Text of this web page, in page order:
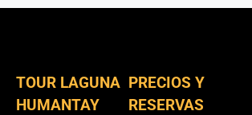
TOUR LAGUNA
HUMANTAY
PRECIOS Y
RESERVAS